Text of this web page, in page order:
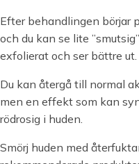
Efter behandlingen börjar
och du kan se lite
exfolierat och ser bättre ut.
Du kan återgå till normal
men en effekt som kan
rödrosig i huden.
Smörj huden med